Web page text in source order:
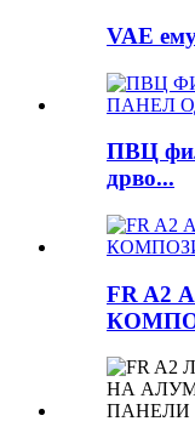
VAE
ПВЦ
дрво...
FR